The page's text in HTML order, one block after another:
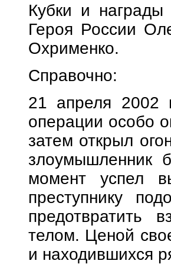
Кубки и
Героя России
Охрименко.
Справочно:
21 апреля 2002
операции особо
затем открыл
злоумышленник
момент успел
преступнику
предотвратить
телом. Ценой
и находившихся